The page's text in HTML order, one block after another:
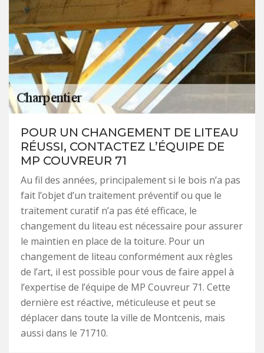
POUR UN CHANGEMENT DE LITEAU
RÉUSSI, CONTACTEZ L’ÉQUIPE DE
MP COUVREUR 71
Au fil des années, principalement si le bois n’a pas
fait l’objet d’un traitement préventif ou que le
traitement curatif n’a pas été efficace, le
changement du liteau est nécessaire pour assurer
le maintien en place de la toiture. Pour un
changement de liteau conformément aux règles
de l’art, il est possible pour vous de faire appel à
l’expertise de l’équipe de MP Couvreur 71. Cette
dernière est réactive, méticuleuse et peut se
déplacer dans toute la ville de Montcenis, mais
aussi dans le 71710.